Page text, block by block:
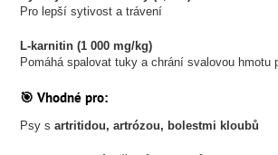
Pro lepší sytivost a trávení
L-karnitin (1 000 mg/kg)
Pomáhá spalovat tuky a chrání svalovou hmotu
🎯 Vhodné pro:
Psy sartritidou, artrózou, bolestmi kloubů